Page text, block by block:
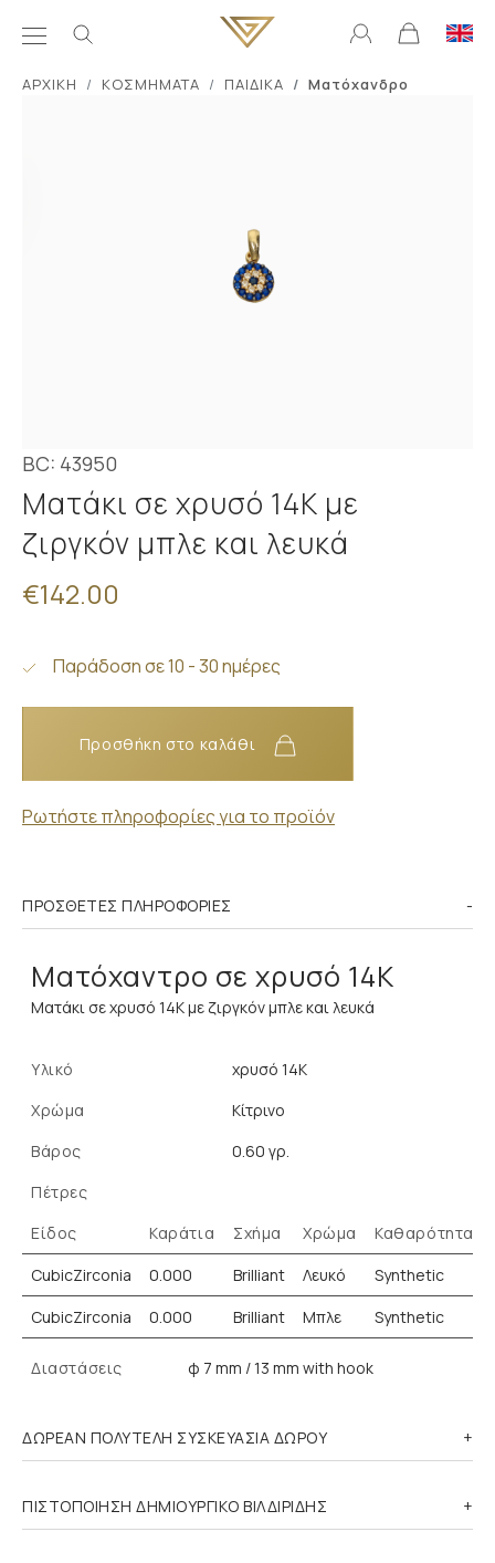
ΑΡΧΙΚΗ ΚΟΣΜΗΜΑΤΑ ΠΑΙΔΙΚΑ Ματόχανδρο
BC: 43950
Ματάκι σε χρυσό 14Κ με
ζιργκόν μπλε και λευκά
€142.00
Παράδοση σε 10 - 30 ημέρες
Προσθήκη στο καλάθι
Ρωτήστε πληροφορίες για το προϊόν
ΠΡΌΣΘΕΤΕΣ ΠΛΗΡΟΦΟΡΊΕΣ
Ματόχαντρο σε χρυσό 14Κ
Ματάκι σε χρυσό 14Κ με ζιργκόν μπλε και λευκά
Υλικό
χρυσό 14K
Χρώμα
Κίτρινο
Βάρος
0.60 γρ.
Πέτρες
Είδος
Καράτια Σχήμα Χρώμα
Καθαρότητα
CubicZirconia
0.000 Brilliant Λευκό
Synthetic
CubicZirconia
0.000 Brilliant Μπλε Synthetic
Διαστάσεις φ 7 mm / 13 mm with hook
ΔΩΡΕΑΝ ΠΟΛΥΤΕΛΗ ΣΥΣΚΕΥΑΣΙΑ ΔΩΡΟΥ
ΠΙΣΤΟΠΟΙΗΣΗ ΔΗΜΙΟΥΡΓΙΚΟ ΒΙΛΔΙΡΙΔΗΣ